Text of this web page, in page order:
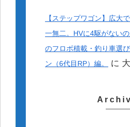
【ステップワゴン】広大
一無二。HVに4駆がない
のフロボ積載・釣り車選
ン（6代目RP）編。
に